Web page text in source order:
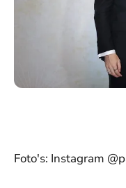
Foto's: Instagram